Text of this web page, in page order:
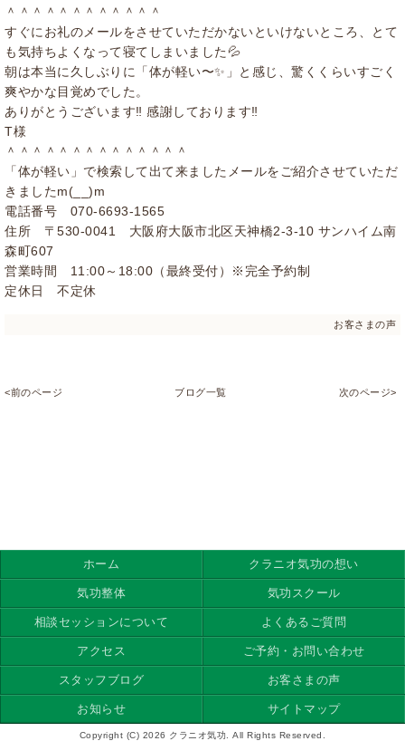
＾＾＾＾＾＾＾＾＾＾＾＾
すぐにお礼のメールをさせていただかないといけないところ、とて
も気持ちよくなって寝てしまいました💦
朝は本当に久しぶりに「体が軽い〜✨」と感じ、驚くくらいすごく
爽やかな目覚めでした。
ありがとうございます‼︎ 感謝しております‼︎
T様
＾＾＾＾＾＾＾＾＾＾＾＾＾＾
「体が軽い」で検索して出て来ましたメールをご紹介させていただ
きましたm(__)m
電話番号 070-6693-1565
住所 〒530-0041 大阪府大阪市北区天神橋2-3-10 サンハイム南
森町607
営業時間 11:00～18:00（最終受付）※完全予約制
定休日 不定休
お客さまの声
<前のページ ブログ一覧 次のページ>
ホーム クラニオ気功の想い
気功整体 気功スクール
相談セッションについて よくあるご質問
アクセス ご予約・お問い合わせ
スタッフブログ お客さまの声
お知らせ サイトマップ
Copyright (C) 2026 クラニオ気功. All Rights Reserved.